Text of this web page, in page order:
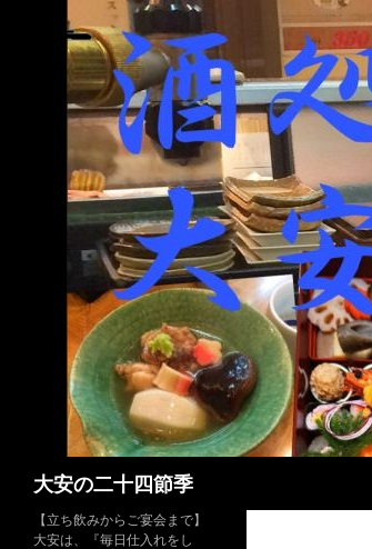
大安の二十四節季
【立ち飲みからご宴会まで】
大安は、『毎日仕入れをし